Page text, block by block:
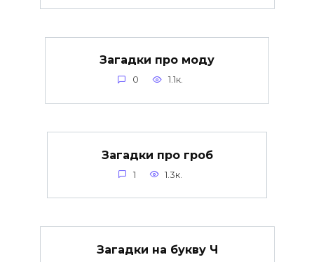
Загадки про моду
0 1.1к.
Загадки про гроб
1 1.3к.
Загадки на букву Ч